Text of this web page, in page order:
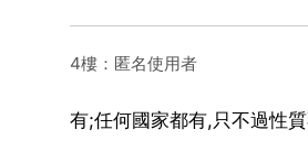
4樓：匿名使用者
有;任何國家都有,只不過性